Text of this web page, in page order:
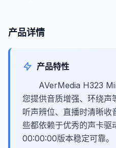
产品详情
产品特性
AVerMedia H323
您提供音质增强、环绕声
听声辨位、直播时清晰收
些都依赖于优秀的声卡驱
00:00:00版本稳定可靠。